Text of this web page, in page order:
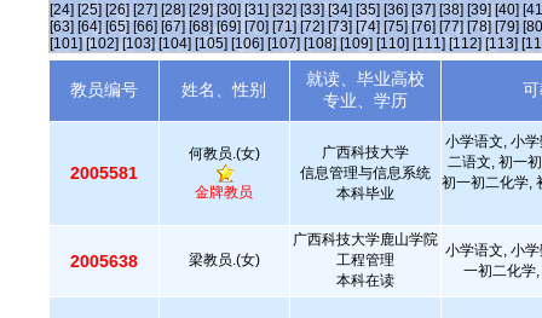
[24] [25] [26] [27] [28] [29] [30] [31] [32] [33] [34] [35] [36] [37] [38] [39] [40]
[63] [64] [65] [66] [67] [68] [69] [70] [71] [72] [73] [74] [75] [76] [77] [78] [79]
[101] [102] [103] [104] [105] [106] [107] [108] [109] [110] [111] [112] [113]
教员编号 姓名、性别
就读、毕业高校
专业、学历
2005581
何教员.(女)
金牌教员
广西科技大学
信息管理与信息系统
本科毕业
小学语文, 小
二语文, 初一
初一初二化学,
2005638 梁教员.(女)
广西科技大学鹿山学院
工程管理
本科在读
小学语文, 小
一初二化学